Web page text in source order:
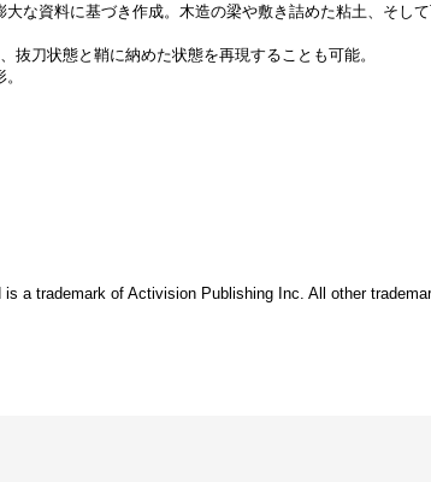
な資料に基づき作成。木造の梁や敷き詰めた粘土、そし
刀状態と鞘に納めた状態を再現することも可能。
a trademark of Activision Publishing Inc. All other